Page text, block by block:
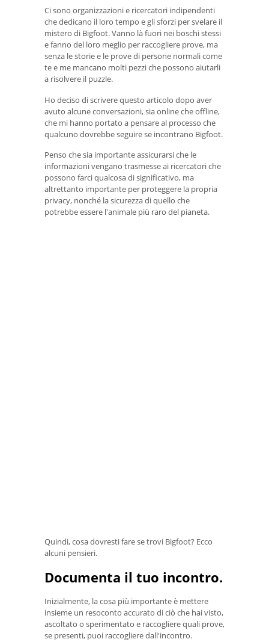
Ci sono organizzazioni e ricercatori indipendenti
che dedicano il loro tempo e gli sforzi per svelare il
mistero di Bigfoot. Vanno là fuori nei boschi stessi
e fanno del loro meglio per raccogliere prove, ma
senza le storie e le prove di persone normali come
te e me mancano molti pezzi che possono aiutarli
a risolvere il puzzle.
Ho deciso di scrivere questo articolo dopo aver
avuto alcune conversazioni, sia online che offline,
che mi hanno portato a pensare al processo che
qualcuno dovrebbe seguire se incontrano Bigfoot.
Penso che sia importante assicurarsi che le
informazioni vengano trasmesse ai ricercatori che
possono farci qualcosa di significativo, ma
altrettanto importante per proteggere la propria
privacy, nonché la sicurezza di quello che
potrebbe essere l'animale più raro del pianeta.
Quindi, cosa dovresti fare se trovi Bigfoot? Ecco
alcuni pensieri.
Documenta il tuo incontro.
Inizialmente, la cosa più importante è mettere
insieme un resoconto accurato di ciò che hai visto,
ascoltato o sperimentato e raccogliere quali prove,
se presenti, puoi raccogliere dall'incontro.